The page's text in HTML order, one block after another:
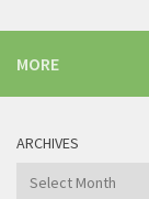
MORE
ARCHIVES
Archives